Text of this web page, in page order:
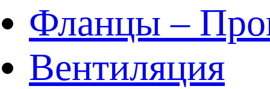
Фланцы –
Вентиляция